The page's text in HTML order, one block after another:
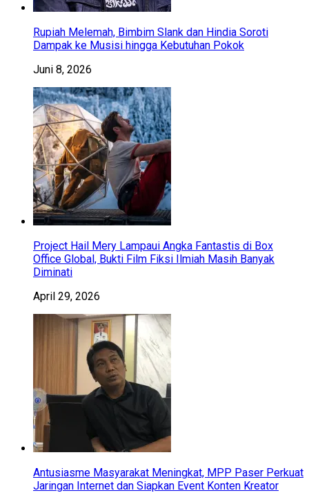
Rupiah Melemah, Bimbim Slank dan Hindia Soroti
Dampak ke Musisi hingga Kebutuhan Pokok
Juni 8, 2026
Project Hail Mery Lampaui Angka Fantastis di Box
Office Global, Bukti Film Fiksi Ilmiah Masih Banyak
Diminati
April 29, 2026
Antusiasme Masyarakat Meningkat, MPP Paser Perkuat
Jaringan Internet dan Siapkan Event Konten Kreator